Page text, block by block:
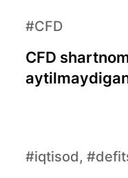
CFD
#CFD
#iqtisod,